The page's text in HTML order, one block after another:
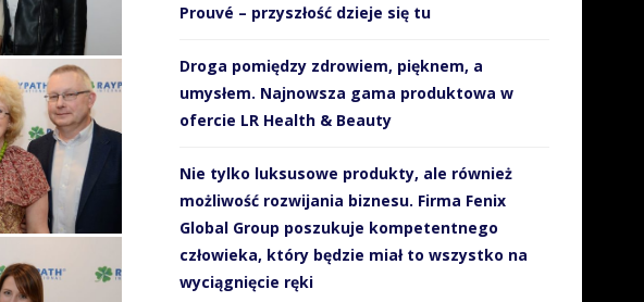
Prouvé – przyszłość dzieje się tu
Droga pomiędzy zdrowiem, pięknem, a
umysłem. Najnowsza gama produktowa w
ofercie LR Health & Beauty
Nie tylko luksusowe produkty, ale również
możliwość rozwijania biznesu. Firma Fenix
Global Group poszukuje kompetentnego
człowieka, który będzie miał to wszystko na
wyciągnięcie ręki